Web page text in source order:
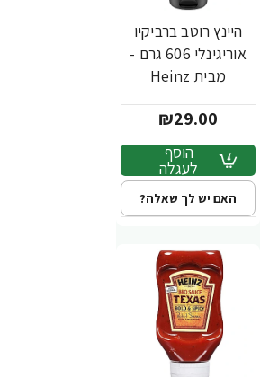
היינץ רוטב ברביקיו
אוריגינלי 606 גרם -
מבית Heinz
₪29.00
הוסף
לעגלה
האם יש לך שאלה?